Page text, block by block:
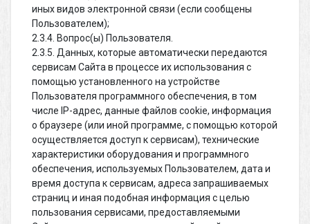
иных видов электронной связи (если сообщены
Пользователем);
2.3.4. Вопрос(ы) Пользователя.
2.3.5. Данных, которые автоматически передаются
сервисам Сайта в процессе их использования с
помощью установленного на устройстве
Пользователя программного обеспечения, в том
числе IP-адрес, данные файлов cookie, информация
о браузере (или иной программе, с помощью которой
осуществляется доступ к сервисам), технические
характеристики оборудования и программного
обеспечения, используемых Пользователем, дата и
время доступа к сервисам, адреса запрашиваемых
страниц и иная подобная информация c целью
пользования сервисами, предоставляемыми